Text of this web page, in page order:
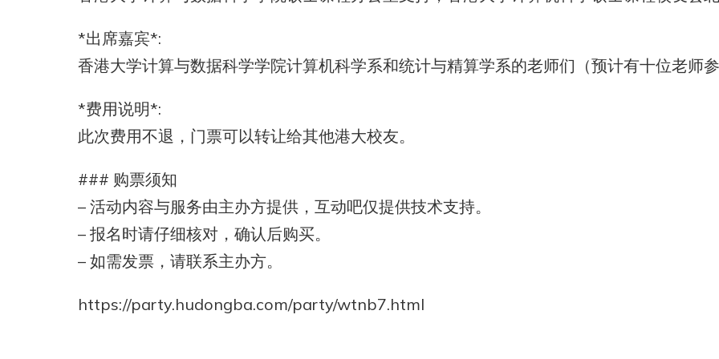
*出席嘉宾*:
香港大学计算与数据科学学院计算机科学系和统计与精算学系的老师们（预计有十位老师
*费用说明*:
此次费用不退，门票可以转让给其他港大校友。
### 购票须知
– 活动内容与服务由主办方提供，互动吧仅提供技术支持。
– 报名时请仔细核对，确认后购买。
– 如需发票，请联系主办方。
https://party.hudongba.com/party/wtnb7.html